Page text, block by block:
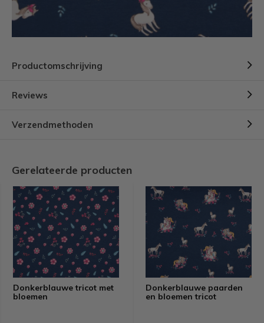
Productomschrijving
Reviews
Verzendmethoden
Gerelateerde producten
Donkerblauwe tricot met
bloemen
Donkerblauwe paarden
en bloemen tricot